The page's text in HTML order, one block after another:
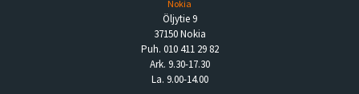
Nokia
Öljytie 9
37150 Nokia
Puh. 010 411 29 82
Ark. 9.30-17.30
La. 9.00-14.00